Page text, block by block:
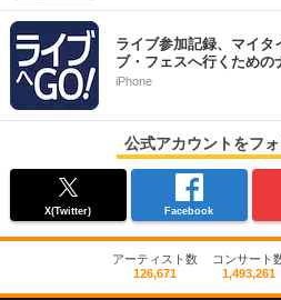
ライブ参加記録、マイタ
ブ・フェスへ行くための
iPhone
公式アカウントをフ
X(Twitter) Facebook
アーティスト数
126,671
コンサート
1,493,261